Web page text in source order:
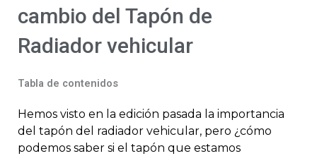
cambio del Tapón de
Radiador vehicular
Tabla de contenidos
Hemos visto en la edición pasada la importancia
del tapón del radiador vehicular, pero ¿cómo
podemos saber si el tapón que estamos